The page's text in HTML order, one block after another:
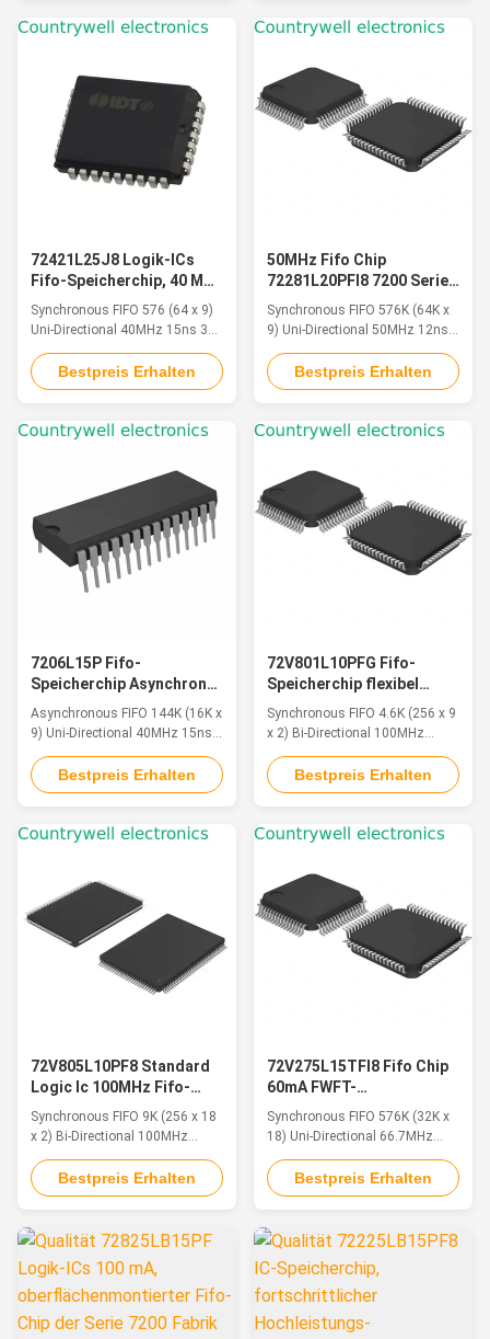
72421L25J8 Logik-ICs
Fifo-Speicherchip, 40 MHz
Datenrate, synchroner
FIFO, hohe Leistung
Synchronous FIFO 576 (64 x 9)
Uni-Directional 40MHz 15ns 32-
PLCC (14x11.46)
Bestpreis Erhalten
50MHz Fifo Chip
72281L20PFI8 7200 Serie
80mA Strom
Programmierbar
Synchronous FIFO 576K (64K x
9) Uni-Directional 50MHz 12ns
64-TQFP (14x14)
Bestpreis Erhalten
7206L15P Fifo-
Speicherchip Asynchron
120mA 40MHz mit 15ns
Zugriff
Asynchronous FIFO 144K (16K x
9) Uni-Directional 40MHz 15ns
28-PDIP
Bestpreis Erhalten
72V801L10PFG Fifo-
Speicherchip flexibel
100MHz
Energieeinsparung für die
Videoverarbeitung
Synchronous FIFO 4.6K (256 x 9
x 2) Bi-Directional 100MHz
6.5ns 64-TQFP (14x14)
Bestpreis Erhalten
72V805L10PF8 Standard
Logic Ic 100MHz Fifo-
Speicherchip mit Dual
Core
Synchronous FIFO 9K (256 x 18
x 2) Bi-Directional 100MHz
6.5ns 128-TQFP (14x20)
Bestpreis Erhalten
72V275L15TFI8 Fifo Chip
60mA FWFT-
Unterstützung mit hoher
Kapazität
Synchronous FIFO 576K (32K x
18) Uni-Directional 66.7MHz
10ns 64-TQFP (10x10)
Bestpreis Erhalten